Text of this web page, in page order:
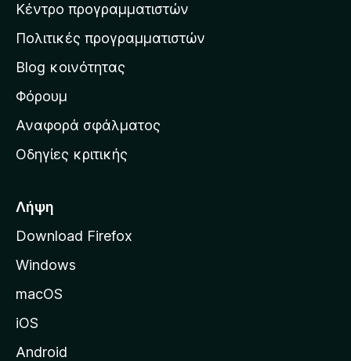
τ
η
α
ρ
χ
κ
σ
λ
ί
τ
η
Κέντρο προγραμματιστών
Πολιτικές προγραμματιστών
Blog κοινότητας
Φόρουμ
Αναφορά σφάλματος
Οδηγίες κριτικής
Λήψη
Download Firefox
Windows
macOS
iOS
Android